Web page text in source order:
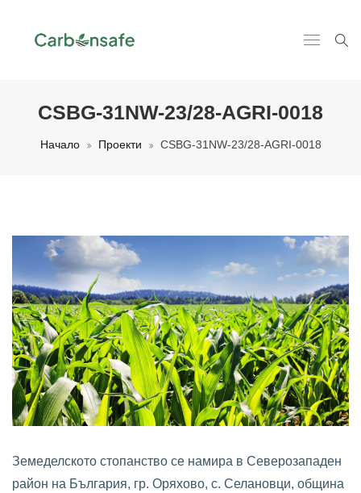
CSBG-31NW-23/28-AGRI-0018
Начало Проекти CSBG-31NW-23/28-AGRI-0018
Земеделското стопанство се намира в Северозападен
район на България, гр. Оряхово, с. Селановци, община